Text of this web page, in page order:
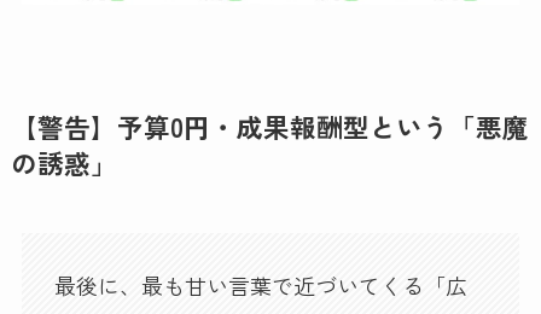
【警告】予算0円・成果報酬型という「悪魔
の誘惑」
最後に、最も甘い言葉で近づいてくる「広